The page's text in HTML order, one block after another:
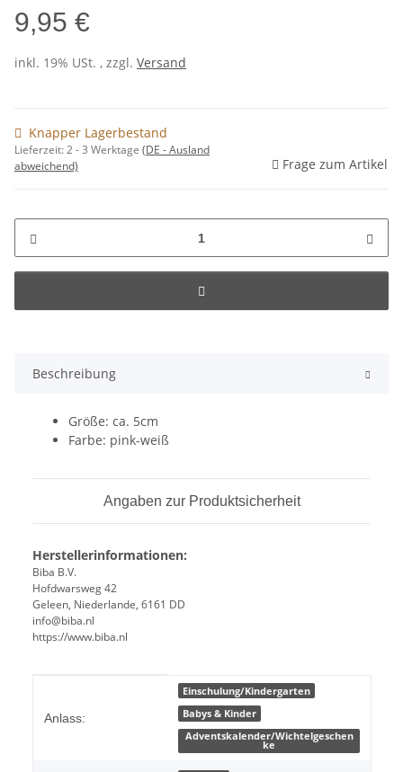
9,95 €
inkl. 19% USt. , zzgl. Versand
Knapper Lagerbestand
Lieferzeit:2 - 3 Werktage (DE - Ausland
abweichend)
Frage zum Artikel
Beschreibung
Größe: ca. 5cm
Farbe: pink-weiß
Angaben zur Produktsicherheit
Herstellerinformationen:
Biba B.V.
Hofdwarsweg 42
Geleen, Niederlande, 6161 DD
info@biba.nl
https://www.biba.nl
Anlass:
Einschulung/Kindergarten
Babys & Kinder
Adventskalender/Wichtelgeschen
ke